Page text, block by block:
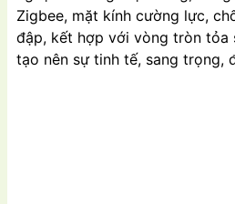
Zigbee, mặt kính cường lực,
đập, kết hợp với vòng tròn tỏa
tạo nên sự tinh tế, sang trọng,